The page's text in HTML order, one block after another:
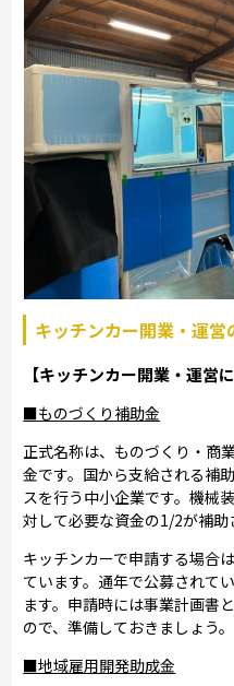
キッチンカー開業・運
【キッチンカー開業・運営
■ものづくり補助金
正式名称は、ものづくり・商
金です。国から支給される補
スを行う中小企業です。機械
対して必要な資金の1/2が補助
キッチンカーで申請する場合
ています。通年で公募されて
ます。申請時には事業計画書
ので、準備しておきましょう。
■地域雇用開発助成金